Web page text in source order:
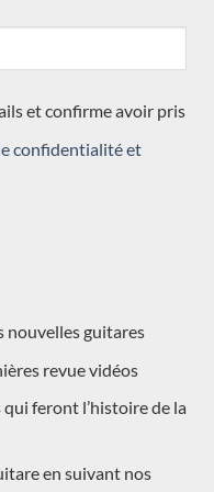
– France
et confirme avoir pris
confidentialité et
nouvelles guitares
revue vidéos
feront l’histoire de la
en suivant nos